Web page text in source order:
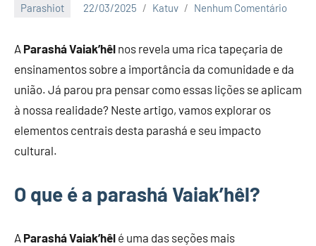
Parashiot 22/03/2025 Katuv Nenhum Comentário
A Parashá Vaiak’hêl nos revela uma rica tapeçaria de
ensinamentos sobre a importância da comunidade e da
união. Já parou pra pensar como essas lições se aplicam
à nossa realidade? Neste artigo, vamos explorar os
elementos centrais desta parashá e seu impacto
cultural.
O que é a parashá Vaiak’hêl?
A Parashá Vaiak’hêl é uma das seções mais